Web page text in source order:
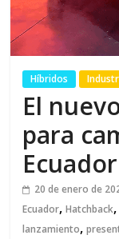
Híbridos
El
para
Ecuador
20 de enero de
Ecuador,Hatchback
lanzamiento,